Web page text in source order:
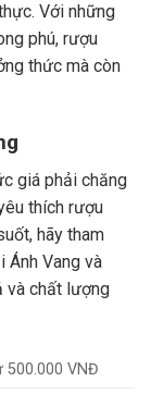
Với những
phú, rượu
thức mà còn
giá phải chăng
thích rượu
hãy tham
Ánh Vang và
và chất lượng
500.000 VNĐ